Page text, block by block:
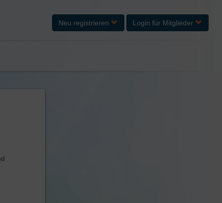
Neu registrieren Login für Mitglieder